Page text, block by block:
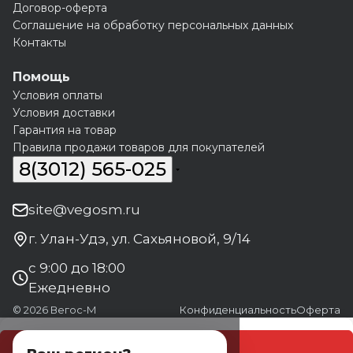
Договор-оферта
Соглашение на обработку персональных данных
Контакты
Помощь
Условия оплаты
Условия доставки
Гарантия на товар
Правила продажи товаров для покупателей
8(3012) 565-025
site@vegosm.ru
г. Улан-Удэ, ул. Сахьяновой, 9/14
с 9:00 до 18:00
Ежедневно
© 2026 Вегос-М КонфиденциальностьОферта